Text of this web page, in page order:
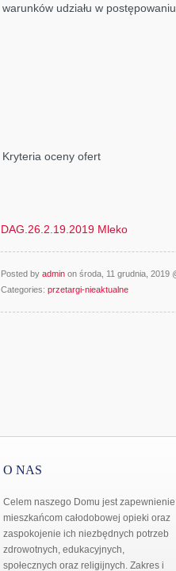
warunków udziału w postępowaniu
Kryteria oceny ofert
DAG.26.2.19.2019 Mleko
Posted by adminon środa, 11 grudnia, 2019
Categories: przetargi-nieaktualne
O NAS
Celem naszego Domu jest zapewnienie
mieszkańcom całodobowej opieki oraz
zaspokojenie ich niezbędnych potrzeb
zdrowotnych, edukacyjnych,
społecznych oraz religijnych. Zakres i